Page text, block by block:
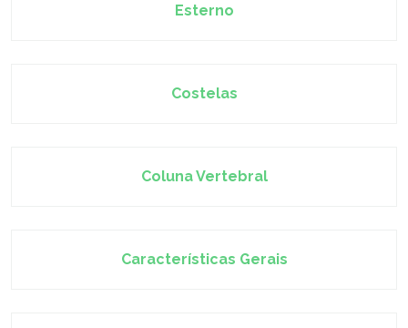
Esterno
Costelas
Coluna Vertebral
Características Gerais